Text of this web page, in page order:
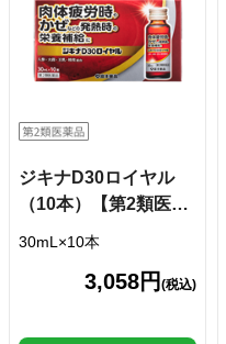
ジキナD30ロイヤル
（10本）【第2類医薬
30mL×10本
3,058円 (税込)